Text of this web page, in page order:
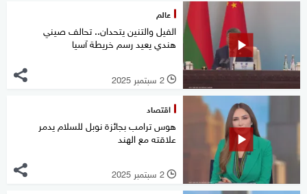
عالم
الفيل والتنين يتحدان.. تحالف صيني
هندي يعيد رسم خريطة آسيا
l 2 سبتمبر 2025
اقتصاد
هوس ترامب بجائزة نوبل للسلام يدمر
علاقته مع الهند
l 2 سبتمبر 2025